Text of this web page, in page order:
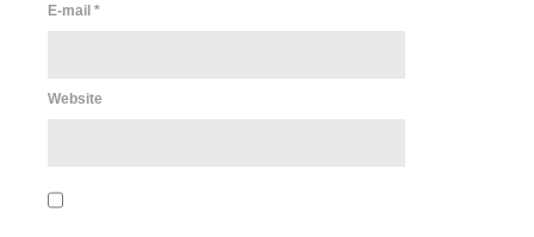
E-mail *
Website